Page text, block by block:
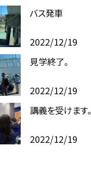
バス発車
2022/12/19
見学終了。
2022/12/19
講義を受けます。
2022/12/19